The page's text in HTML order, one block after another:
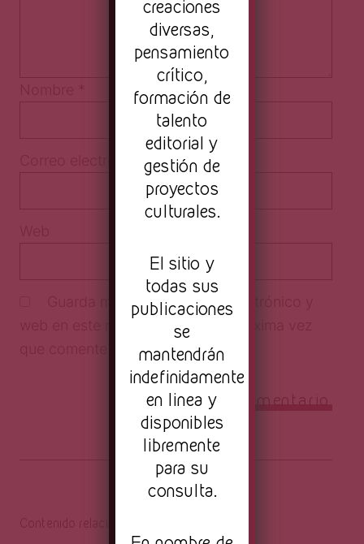
Correo electrónico*
Guarda mi nombre, correo electrónico y
web en este navegador para la próxima vez
creaciones
diversas,
pensamiento
crítico,
formación de
talento
editorial y
gestión de
proyectos
culturales.
El sitio y
todas sus
publicaciones
se
mantendrán
indefinidamente
en linea y
disponibles
libremente
para su
consulta.